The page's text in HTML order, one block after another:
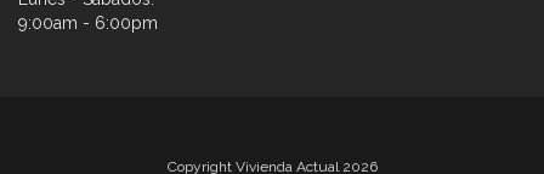
9:00am - 6:00pm
Copyright Vivienda Actual 2026